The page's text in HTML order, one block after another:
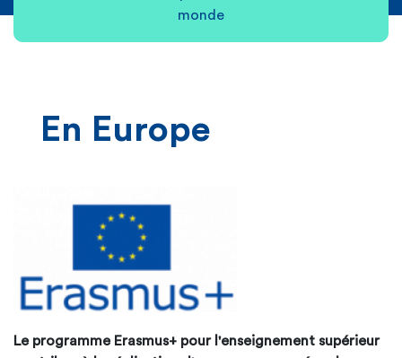
monde
En Europe
Le programme Erasmus+ pour l'enseignement supérieur